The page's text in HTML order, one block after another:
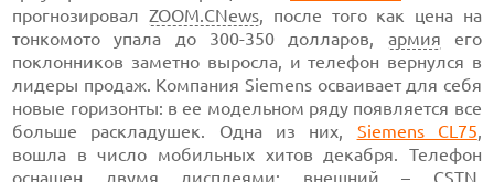
прогнозировал ZOOM.CNews, после того как цена на
тонкомото упала до 300-350 долларов, армия его
поклонников заметно выросла, и телефон вернулся в
лидеры продаж. Компания Siemens осваивает для себя
новые горизонты: в ее модельном ряду появляется все
больше раскладушек. Одна из них, Siemens CL75,
вошла в число мобильных хитов декабря. Телефон
оснащен двумя дисплеями: внешний – CSTN,